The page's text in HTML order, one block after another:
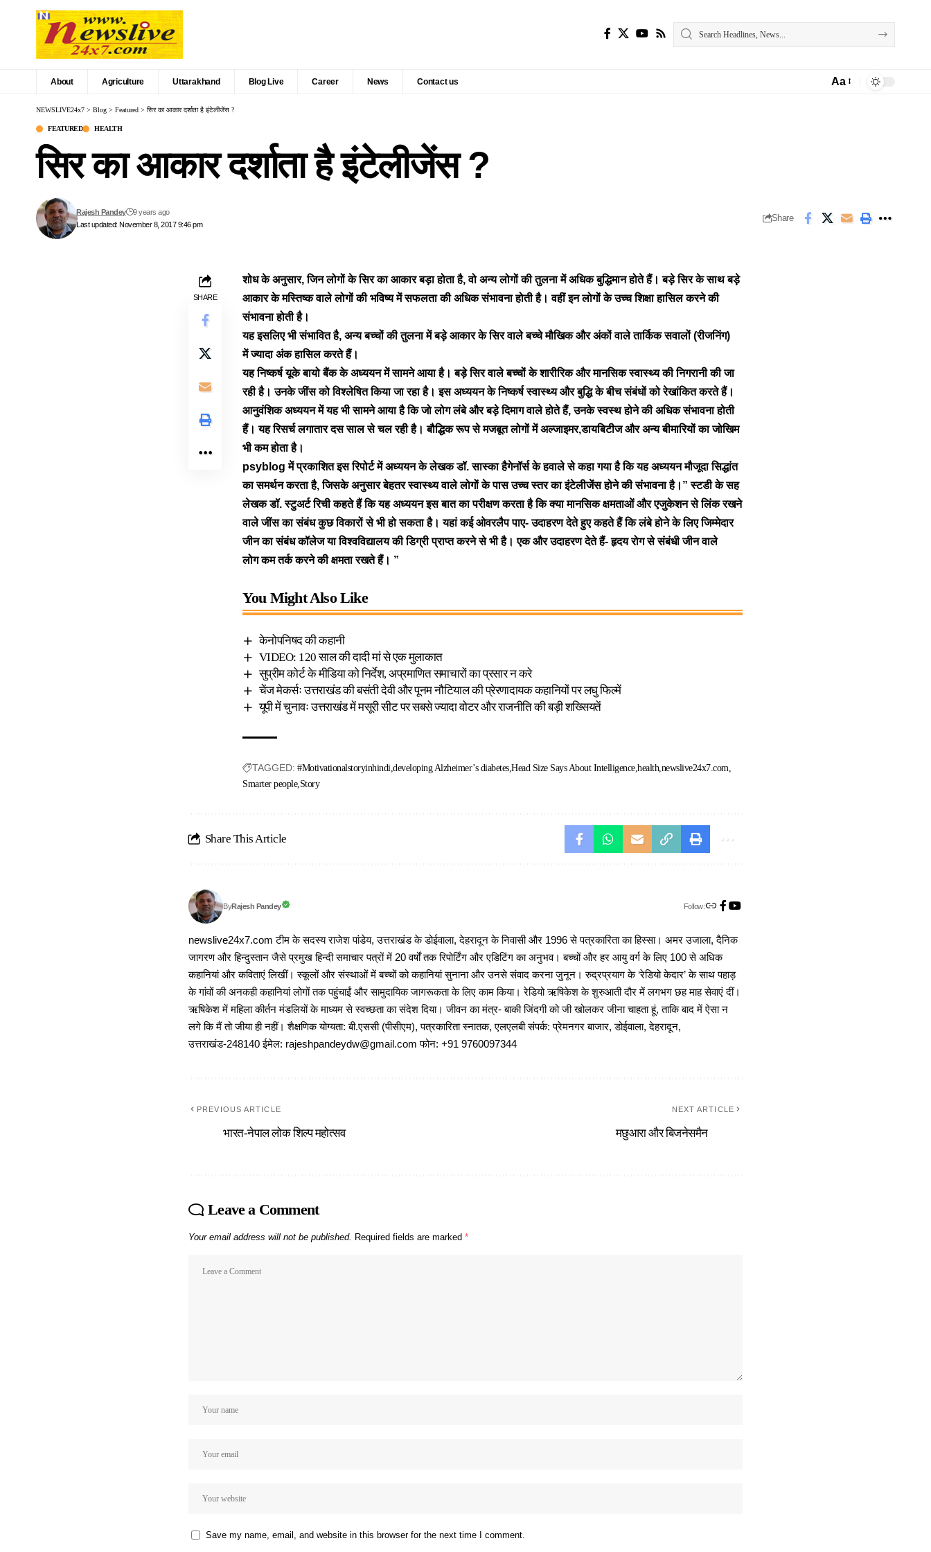
About Agriculture Uttarakhand Blog Live Career News Contact us Aa
NEWSLIVE24x7 > Blog > Featured > सिर का आकार दर्शाता है इंटेलीजेंस ?
FEATURED HEALTH
सिर का आकार दर्शाता है इंटेलीजेंस ?
Last updated: November 8, 2017 9:46 pm
Rajesh Pandey 9 years ago
Share
SHARE
शोध के अनुसार, जिन लोगों के सिर का आकार बड़ा होता है, वो अन्य लोगों की तुलना में अधिक बुद्धिमान होते हैं। बड़े सिर के साथ बड़े
आकार के मस्तिष्क वाले लोगों की भविष्य में सफलता की अधिक संभावना होती है। वहीं इन लोगों के उच्च शिक्षा हासिल करने की
संभावना होती है।
यह इसलिए भी संभावित है, अन्य बच्चों की तुलना में बड़े आकार के सिर वाले बच्चे मौखिक और अंकों वाले तार्किक सवालों (रीजनिंग)
में ज्यादा अंक हासिल करते हैं।
यह निष्कर्ष यूके बायो बैंक के अध्ययन में सामने आया है। बड़े सिर वाले बच्चों के शारीरिक और मानसिक स्वास्थ्य की निगरानी की जा
रही है। उनके जींस को विश्लेषित किया जा रहा है। इस अध्ययन के निष्कर्ष स्वास्थ्य और बुद्धि के बीच संबंधों को रेखांकित करते हैं।
आनुवंशिक अध्ययन में यह भी सामने आया है कि जो लोग लंबे और बड़े दिमाग वाले होते हैं, उनके स्वस्थ होने की अधिक संभावना होती
हैं। यह रिसर्च लगातार दस साल से चल रही है। बौद्धिक रूप से मजबूत लोगों में अल्जाइमर,डायबिटीज और अन्य बीमारियों का जोखिम
भी कम होता है।
psyblog में प्रकाशित इस रिपोर्ट में अध्ययन के लेखक डॉ. सास्का हैगेनॉर्स के हवाले से कहा गया है कि यह अध्ययन मौजूदा सिद्धांत
का समर्थन करता है, जिसके अनुसार बेहतर स्वास्थ्य वाले लोगों के पास उच्च स्तर का इंटेलीजेंस होने की संभावना है।” स्टडी के सह
लेखक डॉ. स्टुअर्ट रिची कहते हैं कि यह अध्ययन इस बात का परीक्षण करता है कि क्या मानसिक क्षमताओं और एजुकेशन से लिंक रखने
वाले जींस का संबंध कुछ विकारों से भी हो सकता है। यहां कई ओवरलैप पाए- उदाहरण देते हुए कहते हैं कि लंबे होने के लिए जिम्मेदार
जीन का संबंध कॉलेज या विश्वविद्यालय की डिग्री प्राप्त करने से भी है। एक और उदाहरण देते हैं- हृदय रोग से संबंधी जीन वाले
लोग कम तर्क करने की क्षमता रखते हैं। ”
You Might Also Like
केनोपनिषद की कहानी
VIDEO: 120 साल की दादी मां से एक मुलाकात
सुप्रीम कोर्ट के मीडिया को निर्देश, अप्रमाणित समाचारों का प्रसार न करे
चेंज मेकर्सः उत्तराखंड की बसंती देवी और पूनम नौटियाल की प्रेरणादायक कहानियों पर लघु फिल्में
यूपी में चुनावः उत्तराखंड में मसूरी सीट पर सबसे ज्यादा वोटर और राजनीति की बड़ी शख्सियतें
TAGGED: #Motivationalstoryinhindi developing Alzheimer’s diabetes Head Size Says About Intelligence health newslive24x7.com
Smarter people Story
Share This Article
ByRajesh Pandey Follow:
newslive24x7.com टीम के सदस्य राजेश पांडेय, उत्तराखंड के डोईवाला, देहरादून के निवासी और 1996 से पत्रकारिता का हिस्सा। अमर उजाला, दैनिक
जागरण और हिन्दुस्तान जैसे प्रमुख हिन्दी समाचार पत्रों में 20 वर्षों तक रिपोर्टिंग और एडिटिंग का अनुभव। बच्चों और हर आयु वर्ग के लिए 100 से अधिक
कहानियां और कविताएं लिखीं। स्कूलों और संस्थाओं में बच्चों को कहानियां सुनाना और उनसे संवाद करना जुनून। रुद्रप्रयाग के ‘रेडियो केदार’ के साथ पहाड़
के गांवों की अनकही कहानियां लोगों तक पहुंचाईं और सामुदायिक जागरूकता के लिए काम किया। रेडियो ऋषिकेश के शुरुआती दौर में लगभग छह माह सेवाएं दीं।
ऋषिकेश में महिला कीर्तन मंडलियों के माध्यम से स्वच्छता का संदेश दिया। जीवन का मंत्र- बाकी जिंदगी को जी खोलकर जीना चाहता हूं, ताकि बाद में ऐसा न
लगे कि मैं तो जीया ही नहीं। शैक्षणिक योग्यता: बी.एससी (पीसीएम), पत्रकारिता स्नातक, एलएलबी संपर्क: प्रेमनगर बाजार, डोईवाला, देहरादून,
उत्तराखंड-248140 ईमेल: rajeshpandeydw@gmail.com फोन: +91 9760097344
PREVIOUS ARTICLE
भारत-नेपाल लोक शिल्प महोत्सव
NEXT ARTICLE
मछुआरा और बिजनेसमैन
Leave a Comment
Your email address will not be published. Required fields are marked *
Save my name, email, and website in this browser for the next time I comment.